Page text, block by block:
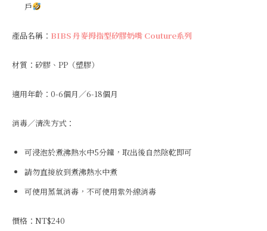
戶
產品名稱： BIBS 丹麥拇指型矽膠奶嘴 Couture系列
材質：矽膠、PP（塑膠）
適用年齡：0-6個月／6-18個月
消毒／清洗方式：
可浸泡於煮沸熱水中5分鐘，取出後自然陰乾即可
請勿直接放到煮沸熱水中煮
可使用蒸氣消毒，不可使用紫外線消毒
價格：NT$240